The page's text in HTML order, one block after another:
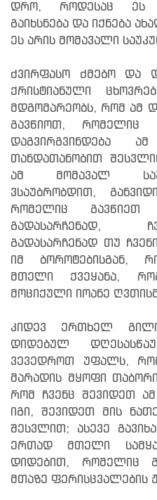
დრო, როდესაც ეს
გაიხსნება და იქნება
ეს არის მომავალი
ძვირფასო ძმებო და
ქრისტიანული
მდგომარეობს, რომ ამ
გავწიოთ, რომელიც
დაგვირგვინდება
თანდათანობით
ამ მომავალ
ვსაუბრობდით,
რომელიც
გადასარჩენად,
გადასარჩენად თუ
იმ ბოროტებისგან,
მთელი ქვეყანა,
მოციქული იოანე
კიდევ ერთხელ
დიდებულ
ვევედროთ უფალს,
მარადის მყოფი
რომ ჩვენც შევიდეთ
იგი, შევიდეთ მის
შესვლით; ასევე
ერთად მთელი
დიდებით, რომელიც
მთაზე ფერისცვალების